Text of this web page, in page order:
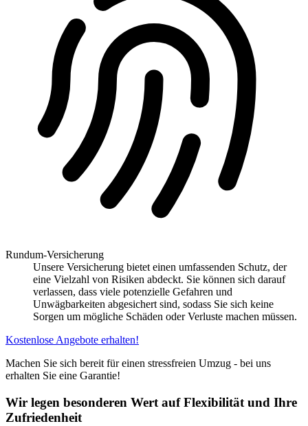
Rundum-Versicherung
Unsere Versicherung bietet einen umfassenden Schutz, der
eine Vielzahl von Risiken abdeckt. Sie können sich darauf
verlassen, dass viele potenzielle Gefahren und
Unwägbarkeiten abgesichert sind, sodass Sie sich keine
Sorgen um mögliche Schäden oder Verluste machen müssen.
Kostenlose Angebote erhalten!
Machen Sie sich bereit für einen stressfreien Umzug - bei uns
erhalten Sie eine Garantie!
Wir legen besonderen Wert auf Flexibilität und Ihre
Zufriedenheit